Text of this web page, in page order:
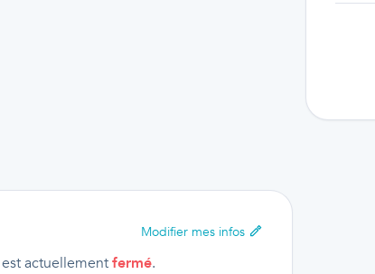
Modifier mes infos
est actuellementfermé.